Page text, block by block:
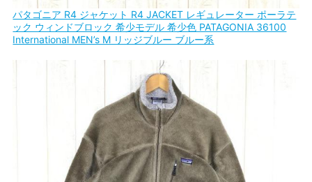
パタゴニア R4 ジャケット R4 JACKET レギュレーター ポーラテ
ック ウィンドブロック 希少モデル 希少色 PATAGONIA 36100
International MEN’s M リッジブルー ブルー系